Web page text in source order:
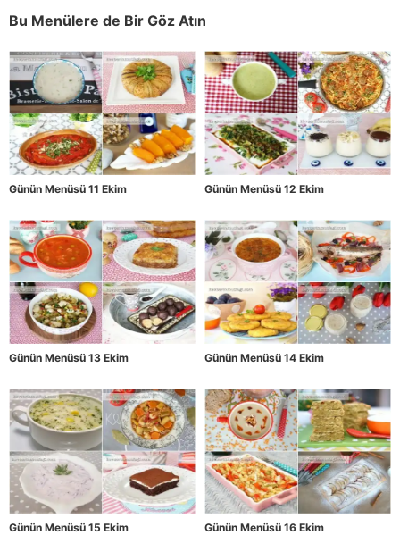
Bu Menülere de Bir Göz Atın
Günün Menüsü 11 Ekim Günün Menüsü 12 Ekim
Günün Menüsü 13 Ekim Günün Menüsü 14 Ekim
Günün Menüsü 15 Ekim Günün Menüsü 16 Ekim